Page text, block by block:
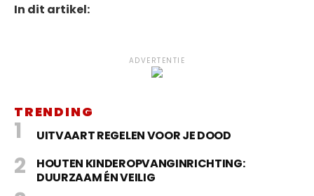
In dit artikel:
ADVERTENTIE
TRENDING
UITVAART REGELEN VOOR JE DOOD
HOUTEN KINDEROPVANGINRICHTING:
DUURZAAM ÉN VEILIG